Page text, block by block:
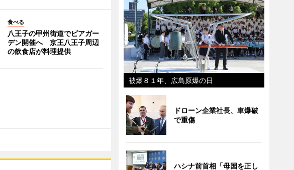
食べる
八王子の甲州街道でビアガー
デン開催へ 京王八王子周辺
の飲食店が料理提供
被爆８１年、広島原爆の日
ドローン企業社長、車爆破
で重傷
ハシナ前首相「母国を正し